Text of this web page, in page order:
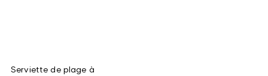
Serviette de plage à